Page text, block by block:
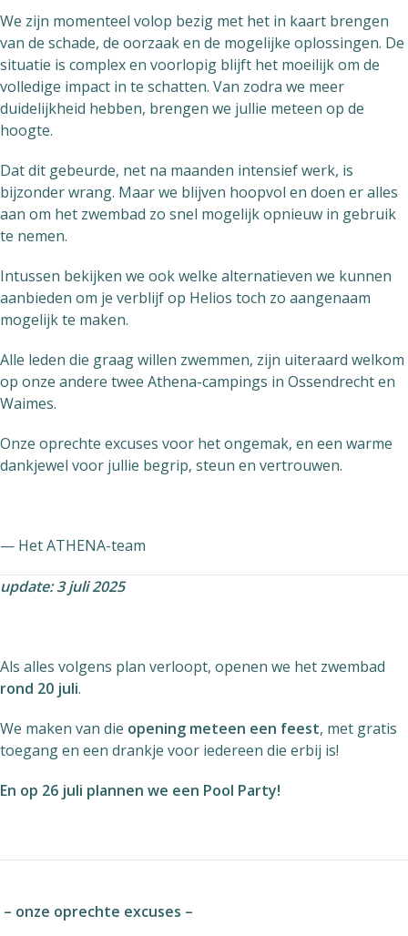
We zijn momenteel volop bezig met het in kaart brengen
van de schade, de oorzaak en de mogelijke oplossingen. De
situatie is complex en voorlopig blijft het moeilijk om de
volledige impact in te schatten. Van zodra we meer
duidelijkheid hebben, brengen we jullie meteen op de
hoogte.
Dat dit gebeurde, net na maanden intensief werk, is
bijzonder wrang. Maar we blijven hoopvol en doen er alles
aan om het zwembad zo snel mogelijk opnieuw in gebruik
te nemen.
Intussen bekijken we ook welke alternatieven we kunnen
aanbieden om je verblijf op Helios toch zo aangenaam
mogelijk te maken.
Alle leden die graag willen zwemmen, zijn uiteraard welkom
op onze andere twee Athena-campings in Ossendrecht en
Waimes.
Onze oprechte excuses voor het ongemak, en een warme
dankjewel voor jullie begrip, steun en vertrouwen.
— Het ATHENA-team
update: 3 juli 2025
Als alles volgens plan verloopt, openen we het zwembad
rond 20 juli.
We maken van die opening meteen een feest, met gratis
toegang en een drankje voor iedereen die erbij is!
En op 26 juli plannen we een Pool Party!
– onze oprechte excuses –